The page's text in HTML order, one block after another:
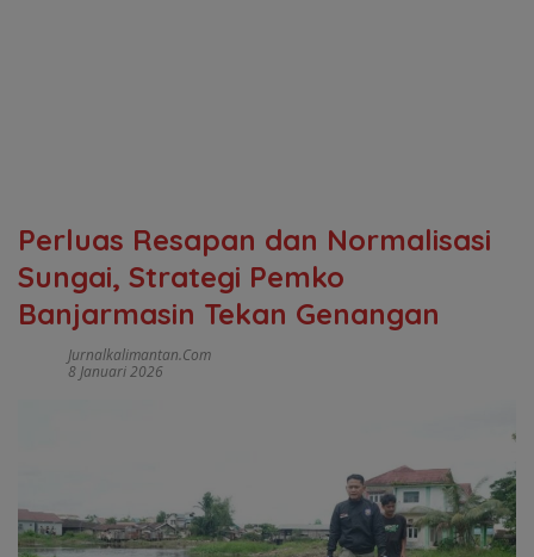
Perluas Resapan dan Normalisasi
Sungai, Strategi Pemko
Banjarmasin Tekan Genangan
Jurnalkalimantan.com
8 Januari 2026